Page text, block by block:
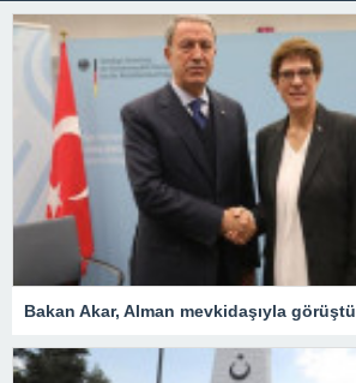
Bakan Akar, Alman mevkidaşıyla görüştü